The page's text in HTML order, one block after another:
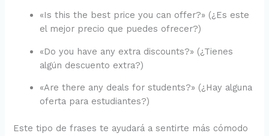
«Is this the best price you can offer?» (¿Es este
el mejor precio que puedes ofrecer?)
«Do you have any extra discounts?» (¿Tienes
algún descuento extra?)
«Are there any deals for students?» (¿Hay alguna
oferta para estudiantes?)
Este tipo de frases te ayudará a sentirte más cómodo